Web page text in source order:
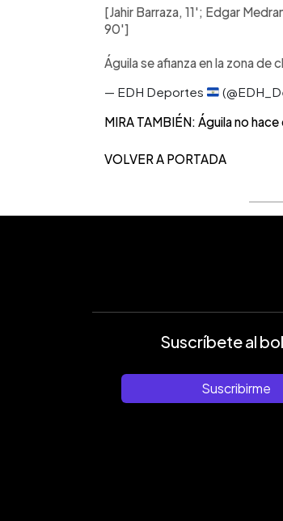
[Jahir Barraza, 11'; Edgar
90']
Águila se afianza en la zona de
— EDH Deportes
MIRA TAMBIÉN: Águila no
VOLVER A PORTADA
Suscríbete al
Suscribirme